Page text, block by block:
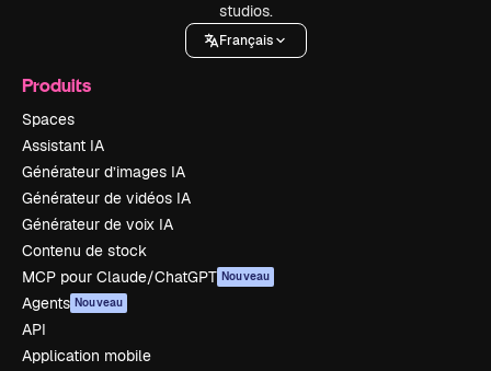
studios.
Français
Produits
Spaces
Assistant IA
Générateur d’images IA
Générateur de vidéos IA
Générateur de voix IA
Contenu de stock
MCP pour Claude/ChatGPT Nouveau
Agents Nouveau
API
Application mobile